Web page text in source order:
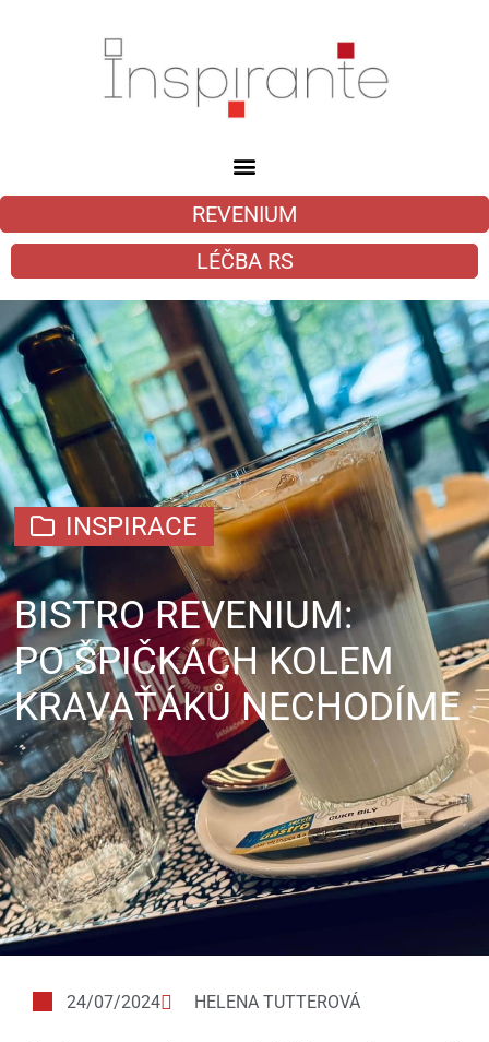
REVENIUM
LÉČBA RS
INSPIRACE
BISTRO REVENIUM:
PO ŠPIČKÁCH KOLEM
KRAVAŤÁKŮ NECHODÍME
24/07/2024 HELENA TUTTEROVÁ